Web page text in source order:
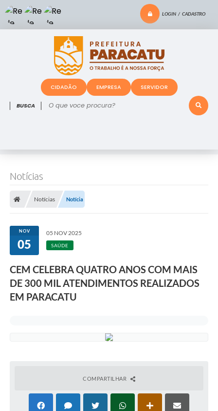
LOGIN / CADASTRO
O que voce procura?
CIDADÃO EMPRESA SERVIDOR
Notícias
Notícias Notícia
NOV
05
05 NOV 2025
SAÚDE
CEM CELEBRA QUATRO ANOS COM MAIS
DE 300 MIL ATENDIMENTOS REALIZADOS
EM PARACATU
COMPARTILHAR